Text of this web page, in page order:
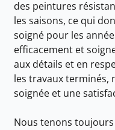
des peintures
les saisons, ce qui
soigné pour les
efficacement et
aux détails et en
les travaux terminés,
soignée et une
Nous tenons